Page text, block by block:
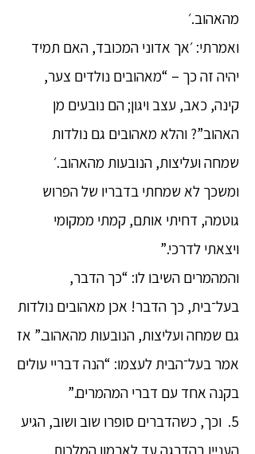
מהאהוב.׳
ואמרתי: ׳אך אדוני המכובד, האם תמיד
יהיה זה כך – “מאהובים נולדים צער,
קינה, כאב, עצב ויגון; הם נובעים מן
האהוב”? והלא מאהובים גם נולדות
שמחה ועליצות, הנובעות מהאהוב.׳
ומשכך לא שמחתי בדבריו של הפרוש
גוטמה, דחיתי אותם, קמתי ממקומי
ויצאתי לדרכי.”
והמהמרים השיבו לו: “כך הדבר,
בעל־בית, כך הדבר! אכן מאהובים נולדות
גם שמחה ועליצות, הנובעות מהאהוב.” אז
אמר בעל־הבית לעצמו: “הנה דבריי עולים
בקנה אחד עם דברי המהמרים.”
5. וכך, כשהדברים סופרו שוב ושוב, הגיע
העניין בהדרגה עד לארמון המלכות.